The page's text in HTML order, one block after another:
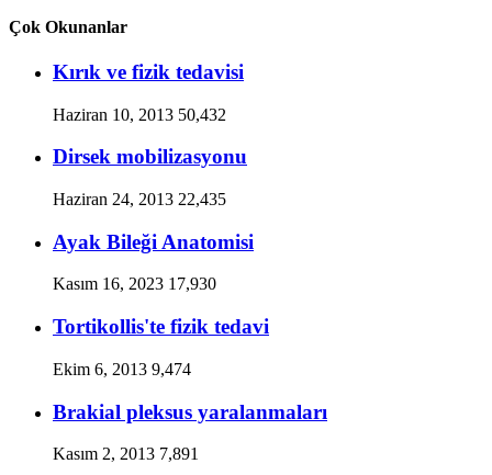
Çok Okunanlar
Kırık ve fizik tedavisi
Haziran 10, 2013 50,432
Dirsek mobilizasyonu
Haziran 24, 2013 22,435
Ayak Bileği Anatomisi
Kasım 16, 2023 17,930
Tortikollis'te fizik tedavi
Ekim 6, 2013 9,474
Brakial pleksus yaralanmaları
Kasım 2, 2013 7,891